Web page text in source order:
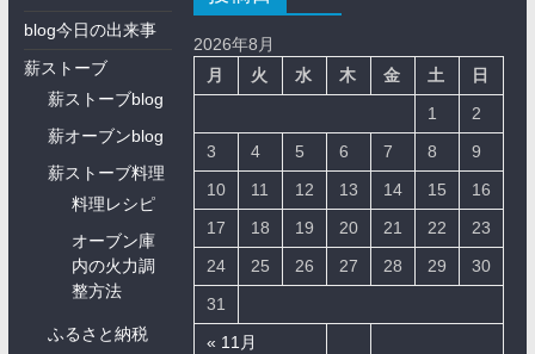
blog今日の出来事
薪ストーブ
薪ストーブblog
薪オーブンblog
薪ストーブ料理
料理レシピ
オーブン庫
内の火力調
整方法
ふるさと納税
2026年8月
月
火 水 木 金 土 日
« 11月
1
2
3
4 5 6 7 8
9
10
11 12 13 14 15
16
17
18 19 20 21 22
23
24
25 26 27 28 29
30
31